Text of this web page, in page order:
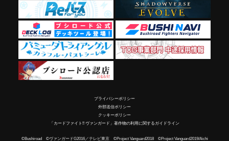
プライバシーポリシー
外部送信ポリシー
クッキーポリシー
「カードファイト!! ヴァンガード」著作物の利用に関するガイドライン
©Bushiroad ©ヴァンガードG2016／テレビ東京 ©Project Vanguard2018 ©Project Vanguard2019/Aichi